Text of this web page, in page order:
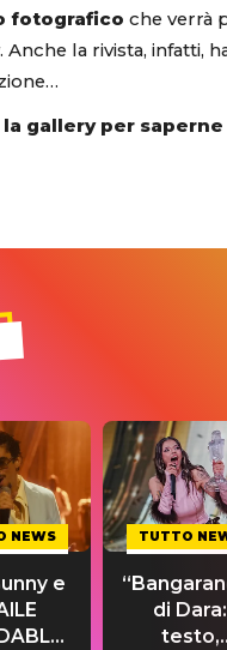
fotografico che verrà
Anche la rivista, infatti,
gallery per
NEWS
e
TUTTO
di Dara:
testo,